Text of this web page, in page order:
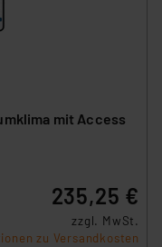
mit Access
235,25 €
zzgl. MwSt.
zu Versandkosten